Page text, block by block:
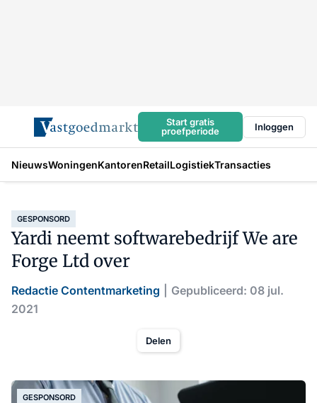
Start gratis
proefperiode
Inloggen
NieuwsWoningenKantorenRetailLogistiekTransacties
GESPONSORD
Yardi neemt softwarebedrijf We are
Forge Ltd over
Redactie Contentmarketing
Gepubliceerd: 08 jul.
2021
Delen
GESPONSORD